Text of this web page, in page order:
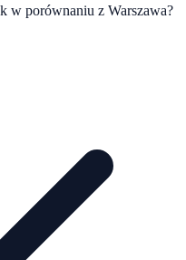
w porównaniu z Warszawa?